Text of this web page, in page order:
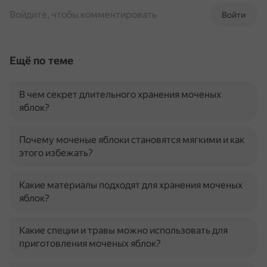
Войти
Войдите, чтобы комментировать
Ещё по теме
В чем секрет длительного хранения моченых
яблок?
Почему моченые яблоки становятся мягкими и как
этого избежать?
Какие материалы подходят для хранения моченых
яблок?
Какие специи и травы можно использовать для
приготовления моченых яблок?